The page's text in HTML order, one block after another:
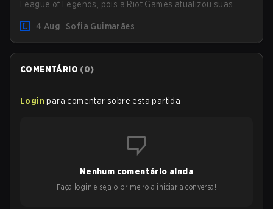
League of Legends, pois a Riot Games atualizou suas
removem várias restrições desatualizadas.
4 Aug Sofia Guimarães
COMENTÁRIO (0)
Login para comentar sobre esta partida
Nenhum comentário ainda
Faça login e seja o primeiro a iniciar a conversa!